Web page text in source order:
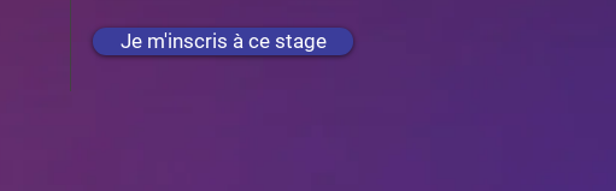
Je m'inscris à ce stage